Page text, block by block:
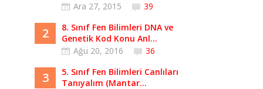
Ara 27, 2015
39
2
8. Sınıf Fen Bilimleri DNA ve
Genetik Kod Konu Anl...
Ağu 20, 2016
36
3
5. Sınıf Fen Bilimleri Canlıları
Tanıyalım (Mantar...